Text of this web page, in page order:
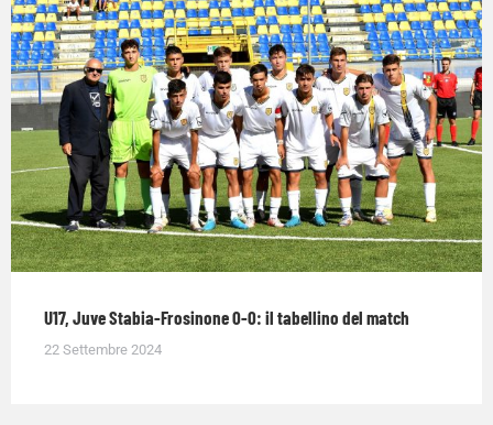
U17, Juve Stabia-Frosinone 0-0: il tabellino del match
22 Settembre 2024